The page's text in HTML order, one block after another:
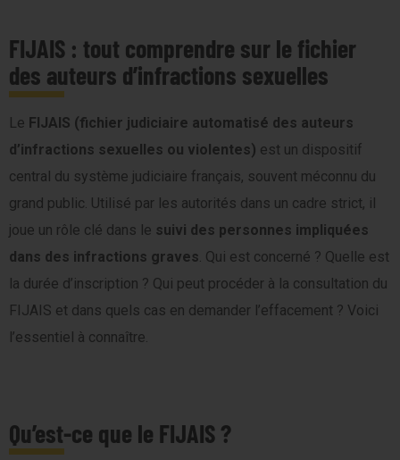
FIJAIS : tout comprendre sur le fichier
des auteurs d’infractions sexuelles
Le FIJAIS (fichier judiciaire automatisé des auteurs
d’infractions sexuelles ou violentes) est un dispositif
central du système judiciaire français, souvent méconnu du
grand public. Utilisé par les autorités dans un cadre strict, il
joue un rôle clé dans le suivi des personnes impliquées
dans des infractions graves . Qui est concerné ? Quelle est
la durée d’inscription ? Qui peut procéder à la consultation du
FIJAIS et dans quels cas en demander l’effacement ? Voici
l’essentiel à connaître.
Qu’est-ce que le FIJAIS ?